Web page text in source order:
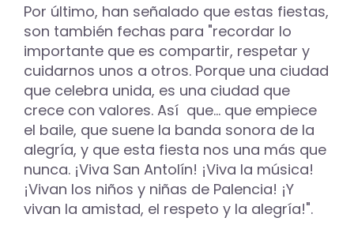
Por último, han señalado que estas fiestas,
son también fechas para "recordar lo
importante que es compartir, respetar y
cuidarnos unos a otros. Porque una ciudad
que celebra unida, es una ciudad que
crece con valores. Así que... que empiece
el baile, que suene la banda sonora de la
alegría, y que esta fiesta nos una más que
nunca. ¡Viva San Antolín! ¡Viva la música!
¡Vivan los niños y niñas de Palencia! ¡Y
vivan la amistad, el respeto y la alegría!".